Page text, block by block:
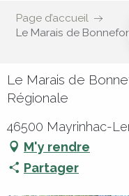
Page d’accueil
Le Marais de
Le Marais de
Régionale
46500 Mayrinhac-
M'y rendre
Partager